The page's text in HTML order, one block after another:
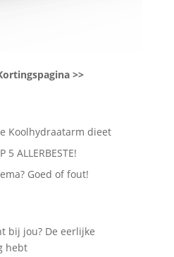
>>
Koolhydraatarm dieet
ALLERBESTE!
Goed of fout!
bij jou? De eerlijke
hebt